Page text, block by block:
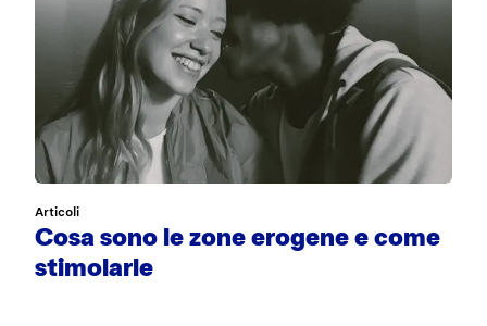
Articoli
Cosa sono le zone erogene e come
stimolarle